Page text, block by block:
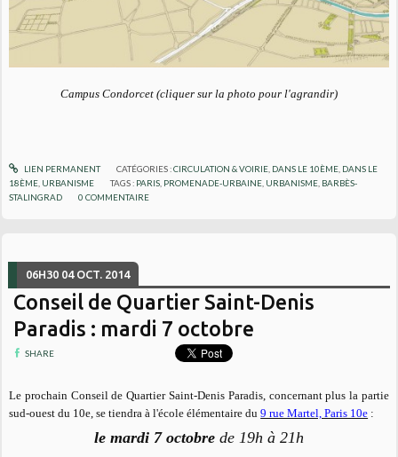
Campus Condorcet (cliquer sur la photo pour l'agrandir)
LIEN PERMANENT CATÉGORIES :CIRCULATION & VOIRIE, DANS LE 10ÈME, DANS LE
18ÈME URBANISME TAGS : PARIS PROMENADE-URBAINE URBANISME BARBÈS-
STALINGRAD
0 COMMENTAIRE
06H30 04 OCT. 2014
Conseil de Quartier Saint-Denis
Paradis : mardi 7 octobre
SHARE
Le prochain Conseil de Quartier Saint-Denis Paradis, concernant plus la partie
sud-ouest du 10e, se tiendraà l'école élémentaire du9 rue Martel, Paris 10e :
le mardi 7 octobre de 19h à 21h